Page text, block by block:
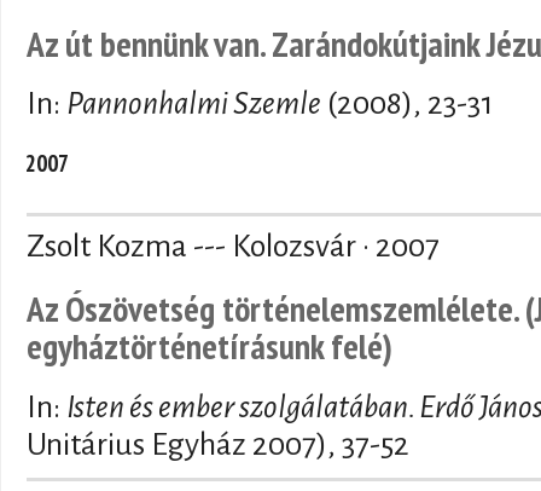
Az út bennünk van. Zarándokútjaink
In: Pannonhalmi Szemle (2008), 23-31
2007
Zsolt Kozma --- Kolozsvár · 2007
Az Ószövetség történelemszemlélete.
egyháztörténetírásunk felé)
In: Isten és ember szolgálatában. Erdő
Unitárius Egyház 2007), 37-52